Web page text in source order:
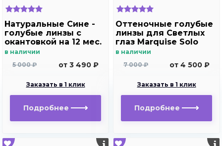
Натуральные Сине -
голубые линзы c
окантовкой на 12 мес.
Marquise essvase Blue
в наличии
5 000 ₽
от 3 490 ₽
Заказать в 1 клик
Подробнее
Оттеночные голубые
линзы для Светлых
глаз Marquise Solo
blue для
близорукости
в наличии
7 000 ₽
от 4 500 ₽
Заказать в 1 клик
Подробнее